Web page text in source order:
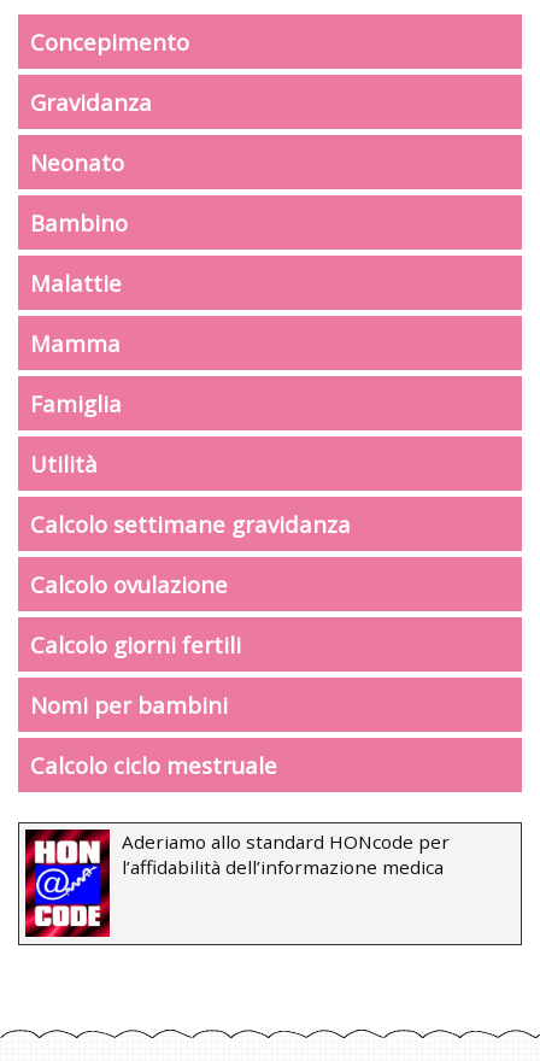
Concepimento
Gravidanza
Neonato
Bambino
Malattie
Mamma
Famiglia
Utilità
Calcolo settimane gravidanza
Calcolo ovulazione
Calcolo giorni fertili
Nomi per bambini
Calcolo ciclo mestruale
Aderiamo allo standard HONcode per
l’affidabilità dell’informazione medica